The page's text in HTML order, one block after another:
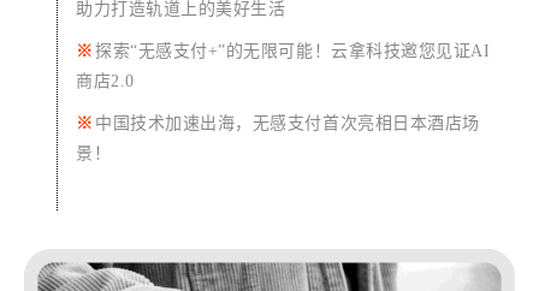
助力打造轨道上的美好生活
※ 探索“无感支付+”的无限可能！云拿科技邀您见证AI
商店2.0
※ 中国技术加速出海，无感支付首次亮相日本酒店场
景！